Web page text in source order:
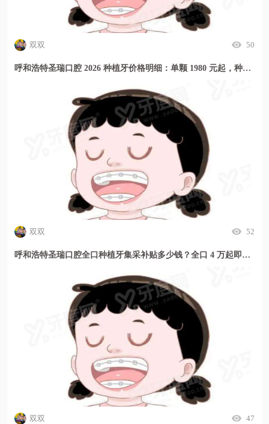
双双 50
呼和浩特圣瑞口腔 2026 种植牙价格明细：单颗 1980 元起，种牙贵不贵看这里！
双双 52
呼和浩特圣瑞口腔全口种植牙集采补贴多少钱？全口 4 万起即刻种当天用
双双 47